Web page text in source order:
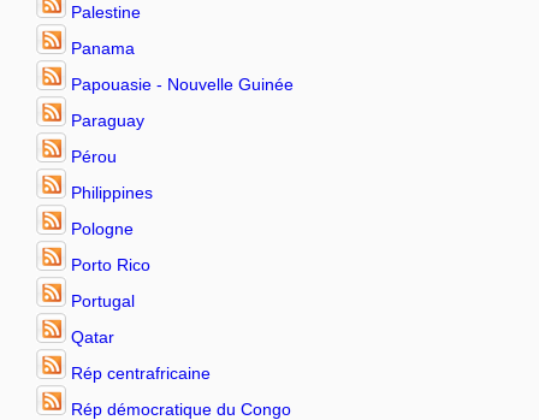
Palestine
Panama
Papouasie - Nouvelle Guinée
Paraguay
Pérou
Philippines
Pologne
Porto Rico
Portugal
Qatar
Rép centrafricaine
Rép démocratique du Congo